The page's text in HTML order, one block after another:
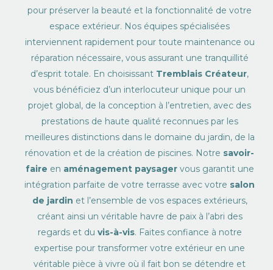
pour préserver la beauté et la fonctionnalité de votre
espace extérieur. Nos équipes spécialisées
interviennent rapidement pour toute maintenance ou
réparation nécessaire, vous assurant une tranquillité
d’esprit totale. En choisissant Tremblais Créateur,
vous bénéficiez d’un interlocuteur unique pour un
projet global, de la conception à l’entretien, avec des
prestations de haute qualité reconnues par les
meilleures distinctions dans le domaine du jardin, de la
rénovation et de la création de piscines. Notre savoir-
faire en aménagement paysagervous garantit une
intégration parfaite de votre terrasse avec votre salon
de jardin et l’ensemble de vos espaces extérieurs,
créant ainsi un véritable havre de paix à l’abri des
regards et du vis-à-vis. Faites confiance à notre
expertise pour transformer votre extérieur en une
véritable pièce à vivre où il fait bon se détendre et